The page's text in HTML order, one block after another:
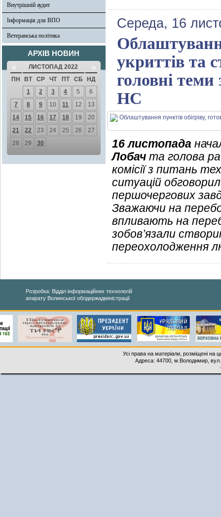
Внутрішній аудит
Інформація для ВПО
Ветеранська політика
АРХІВ НОВИН
« ЛИСТОПАД 2022 »
ПН ВТ СР ЧТ ПТ СБ
НД
1
2 3 4 5
6
7
8 9 10 11 12
13
14
15 16 17 18 19
20
21
22 23 24 25 26
27
28
29 30
Середа, 16
укриттів та
головні теми
НС
16 листопада
Лобач та голова
комісії з питань
ситуацій
першочергових
Зважаючи на
впливають на
зобов’язали
переохолодження
Розробка: Відділ інформаційних технологій
апарату Волинської облдержадміністрації
Усі права на матеріали, розміщені на
Адреса: 44700, м.Володимир,